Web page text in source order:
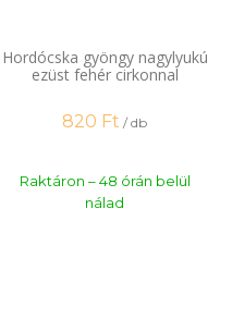
Hordócska gyöngy nagylyukú
ezüst fehér cirkonnal
820 Ft / db
Raktáron – 48 órán belül
nálad